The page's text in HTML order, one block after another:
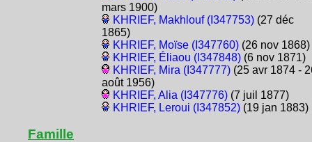
mars 1900)
KHRIEF, Makhlouf (I347753)(27 déc
1865)
KHRIEF, Moïse (I347760)(26 nov 1868)
KHRIEF, Éliaou (I347848)(6 nov 1871)
KHRIEF, Mira (I347777)(25 avr 1874 -
août 1956)
KHRIEF, Alia (I347776)(7 juil 1877)
KHRIEF, Leroui (I347852)(19 jan 1883)
Famille